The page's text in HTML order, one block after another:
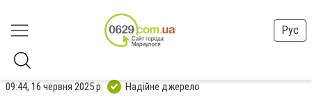
Рус
09:44, 16 червня 2025 р. Надійне джерело